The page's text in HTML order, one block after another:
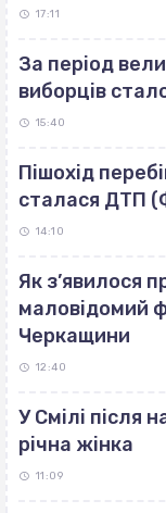
17:11
За період
виборців
15:40
Пішохід
сталася ДТП
14:10
Як з’явилося
маловідомий
Черкащини
12:40
У Смілі після
річна жінка
11:09